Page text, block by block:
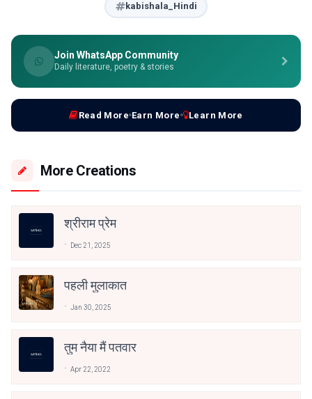
kabishala_Hindi
Join WhatsApp Community
Daily literature, poetry & stories
Read More Earn More Learn More
More Creations
श्रीराम प्रेम
Dec 21, 2025
पहली मुलाकात
Jan 30, 2025
तुम नैया मैं पतवार
Apr 22, 2022